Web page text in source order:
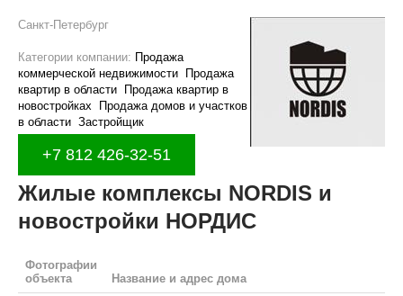
Санкт-Петербург
Категории компании: Продажа
коммерческой недвижимости
Продажа
квартир в области
Продажа квартир в
новостройках
Продажа домов и участков
в области Застройщик
+7 812 426-32-51
Жилые комплексы NORDIS и
новостройки НОРДИС
Фотографии
объекта
Название и адрес дома